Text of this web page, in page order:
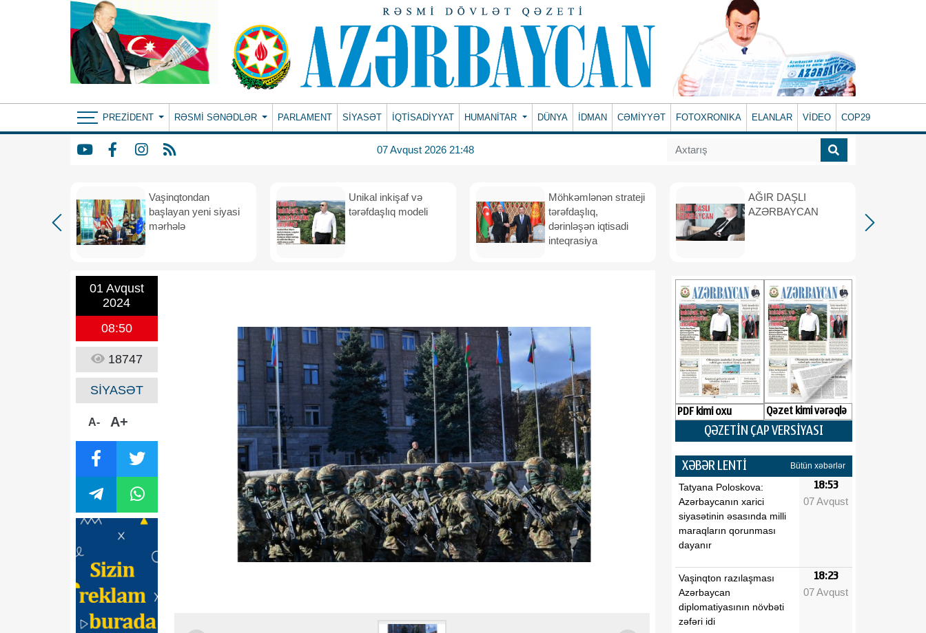
PREZIDENT RƏSMI SƏNƏDLƏR PARLAMENT SİYASƏT İQTİSADİYYAT HUMANITAR DÜNYA İDMAN CƏMİYYƏT FOTOXRONIKA ELANLAR VİDEO COP29
07 Avqust 2026 21:48
Vaşinqtondan
başlayan yeni siyasi
mərhələ
Unikal inkişaf və
tərəfdaşlıq modeli
Möhkəmlənən strateji
tərəfdaşlıq,
dərinləşən iqtisadi
inteqrasiya
AĞIR DAŞLI
AZƏRBAYCAN
01 Avqust
2024
08:50
18747
SİYASƏT
A- A+
PDF kimi oxu Qəzet kimi vərəqlə
QƏZETİN ÇAP VERSİYASI
XƏBƏR LENTİ Bütün xəbərlər
Tatyana Poloskova:
Azərbaycanın xarici
siyasətinin əsasında milli
maraqların qorunması
dayanır
18:53
07 Avqust
Vaşinqton razılaşması
Azərbaycan
diplomatiyasının növbəti
zəfəri idi
18:23
07 Avqust